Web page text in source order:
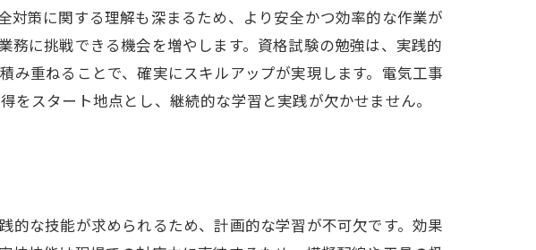
策に関する理解も深まるため、より安全かつ効率的な作業が
に挑戦できる機会を増やします。資格試験の勉強は、実践的
重ねることで、確実にスキルアップが実現します。電気工事
スタート地点とし、継続的な学習と実践が欠かせません。
な技能が求められるため、計画的な学習が不可欠です。効果